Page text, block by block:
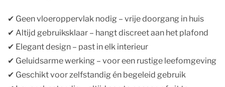
✔︎ Geen vloeroppervlak nodig – vrije doorgang in huis
✔︎ Altijd gebruiksklaar – hangt discreet aan het plafond
✔︎ Elegant design – past in elk interieur
✔︎ Geluidsarme werking – voor een rustige leefomgeving
✔︎ Geschikt voor zelfstandig én begeleid gebruik